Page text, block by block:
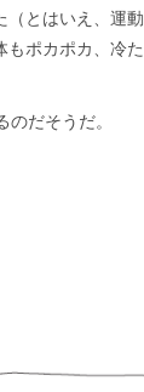
（とはいえ、運動
もポカポカ、冷た
だそうだ。